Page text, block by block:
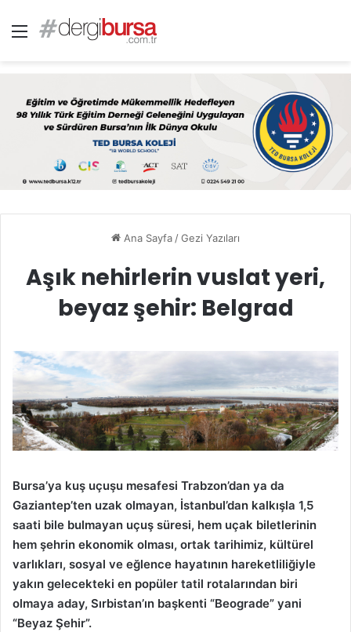
Menü
Ana Sayfa/Gezi Yazıları
Aşık nehirlerin vuslat yeri,
beyaz şehir: Belgrad
Bursa’ya kuş uçuşu mesafesi Trabzon’dan ya da
Gaziantep’ten uzak olmayan, İstanbul’dan kalkışla 1,5
saati bile bulmayan uçuş süresi, hem uçak biletlerinin
hem şehrin ekonomik olması, ortak tarihimiz, kültürel
varlıkları, sosyal ve eğlence hayatının hareketliliğiyle
yakın gelecekteki en popüler tatil rotalarından biri
olmaya aday, Sırbistan’ın başkenti “Beograde” yani
“Beyaz Şehir”.